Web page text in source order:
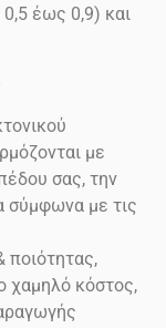
0,5 έως 0,9) και
με
σας, την
σύμφωνα με τις
ποιότητας,
χαμηλό κόστος,